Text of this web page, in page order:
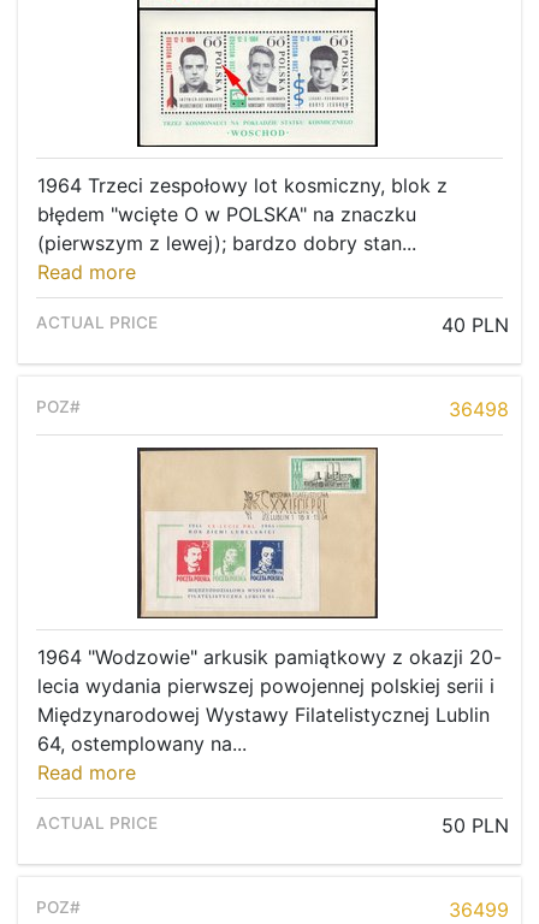
1964 Trzeci zespołowy lot kosmiczny, blok z
błędem "wcięte O w POLSKA" na znaczku
(pierwszym z lewej); bardzo dobry stan...
Read more
40 PLN
36498
1964 "Wodzowie" arkusik pamiątkowy z okazji 20-
lecia wydania pierwszej powojennej polskiej serii i
Międzynarodowej Wystawy Filatelistycznej Lublin
64, ostemplowany na...
Read more
50 PLN
36499